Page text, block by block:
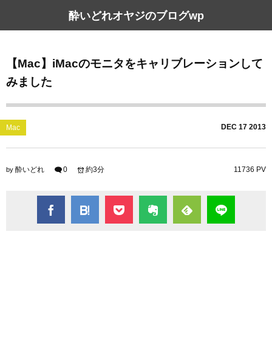
酔いどれオヤジのブログwp
【Mac】iMacのモニタをキャリブレーションして
みました
Mac DEC 17 2013
by 酔いどれ 0 11736 PV
約3分